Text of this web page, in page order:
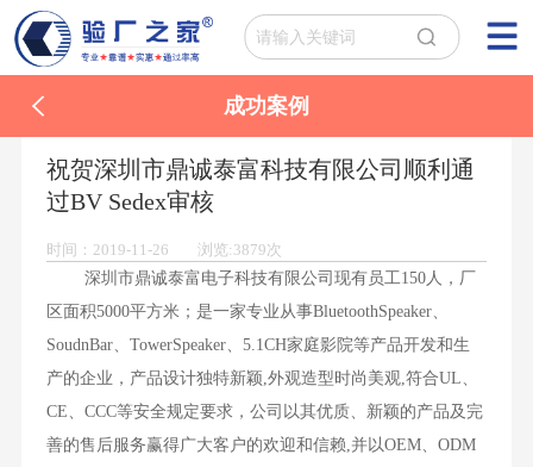
成功案例
祝贺深圳市鼎诚泰富科技有限公司顺利通
过BV Sedex审核
时间：2019-11-26 浏览:3879次
深圳市鼎诚泰富电子科技有限公司现有员工150人，厂
区面积5000平方米；是一家专业从事BluetoothSpeaker、
SoudnBar、TowerSpeaker、5.1CH家庭影院等产品开发和生
产的企业，产品设计独特新颖,外观造型时尚美观,符合UL、
CE、CCC等安全规定要求，公司以其优质、新颖的产品及完
善的售后服务赢得广大客户的欢迎和信赖,并以OEM、ODM